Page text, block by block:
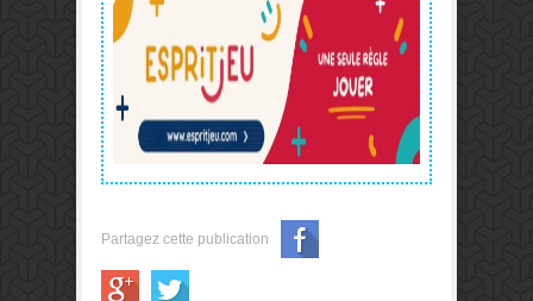
Partagez cette publication